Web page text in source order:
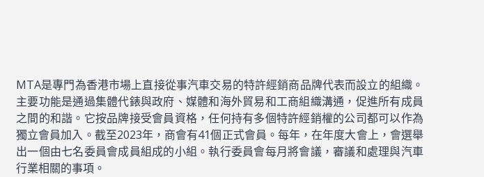
MTA是專門為香港市場上直接從事汽車交易的特許經銷商品牌代表而設立的組織。
主要功能是通過集體代錶與政府、媒體和海外貿易和工商組織溝通，促進所有成員
之間的和諧。它按品牌接受會員資格，任何持有多個特許經銷權的公司都可以作為
獨立會員加入。截至2023年，商會有41個正式會員。每年，在年度大會上，會選舉
出一個由七名委員會成員組成的小組。執行委員會每月將會議，審議和處理與汽車
行業相關的事項。